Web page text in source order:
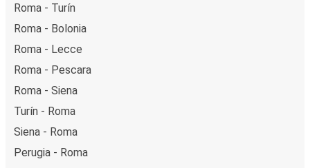
Roma - Turín
Roma - Bolonia
Roma - Lecce
Roma - Pescara
Roma - Siena
Turín - Roma
Siena - Roma
Perugia - Roma